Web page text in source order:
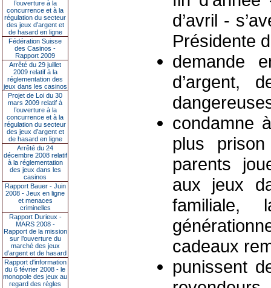
l’ouverture à la
concurrence et à la
régulation du secteur
des jeux d’argent et
de hasard en ligne
Fédération Suisse
des Casinos -
Rapport 2009
Arrêté du 29 juillet
2009 relatif à la
réglementation des
jeux dans les casinos
Projet de Loi du 30
mars 2009 relatif à
l’ouverture à la
concurrence et à la
régulation du secteur
des jeux d’argent et
de hasard en ligne
Arrêté du 24
décembre 2008 relatif
à la réglementation
des jeux dans les
casinos
Rapport Bauer - Juin
2008 - Jeux en ligne
et menaces
criminelles
Rapport Durieux -
MARS 2008 -
Rapport de la mission
sur l’ouverture du
marché des jeux
d’argent et de hasard
Rapport d'information
du 6 février 2008 - le
monopole des jeux au
regard des règles
d’avril -
Présidente
demande
d’argent,
condamne
plus
parents
aux jeux
familiale,
cadeaux
punissent